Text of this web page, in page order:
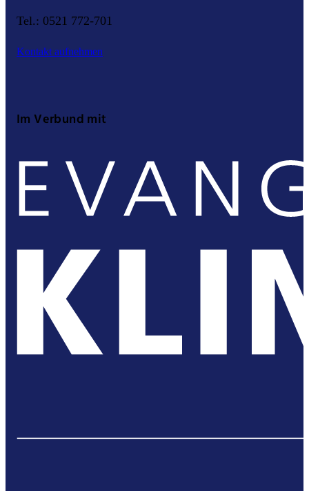
Tel.: 0521 772-701
Kontakt aufnehmen
Im Verbund mit